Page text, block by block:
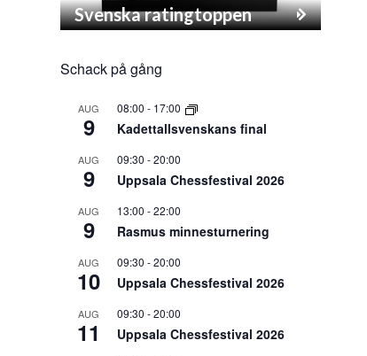
Svenska ratingtoppen
Schack på gång
AUG
9
08:00 - 17:00
Kadettallsvenskans final
AUG
9
09:30 -20:00
Uppsala Chessfestival 2026
AUG
9
13:00 -22:00
Rasmus minnesturnering
AUG
10
09:30 -20:00
Uppsala Chessfestival 2026
AUG
11
09:30 -20:00
Uppsala Chessfestival 2026